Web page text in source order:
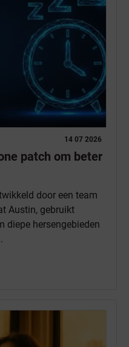
14 07 2026
patch om beter
door een team
Austin, gebruikt
diepe hersengebieden